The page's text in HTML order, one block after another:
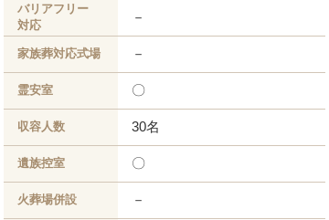
バリアフリー
対応
－
家族葬対応式場 －
霊安室 〇
収容人数 30名
遺族控室 〇
火葬場併設 －